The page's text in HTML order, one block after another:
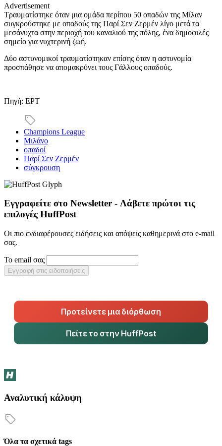
Advertisement
Τραυματίστηκε όταν μια ομάδα περίπου 50 οπαδών της Μίλαν
συγκρούστηκε με οπαδούς της Παρί Σεν Ζερμέν λίγο μετά τα
μεσάνυχτα στην περιοχή του καναλιού της πόλης, ένα δημοφιλές
σημείο για νυχτερινή ζωή.
Δύο αστυνομικοί τραυματίστηκαν επίσης όταν η αστυνομία
προσπάθησε να απομακρύνει τους Γάλλους οπαδούς.
Πηγή: ΕΡΤ
Champions League
Μιλάνο
οπαδοί
Παρί Σεν Ζερμέν
σύγκρουση
Εγγραφείτε στο Newsletter - Λάβετε πρώτοι τις
επιλογές HuffPost
Οι πιο ενδιαφέρουσες ειδήσεις και απόψεις καθημερινά στο e-mail
σας.
Το email σας
Εγγραφή στις ειδοποιήσεις
Προτείνετε μια διόρθωση
Πείτε το στην HuffPost
Αναλυτική κάλυψη
Όλα τα σχετικά tags